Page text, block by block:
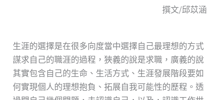
撰文/邱苡涵
生涯的選擇是在很多向度當中選擇自己最理想的方式
謀求自己的職涯的過程，狹義的說是求職，廣義的說
其實包含自己的生命、生活方式、生涯發展階段要如
何實現個人的理想抱負、拓展自我可能性的歷程。透